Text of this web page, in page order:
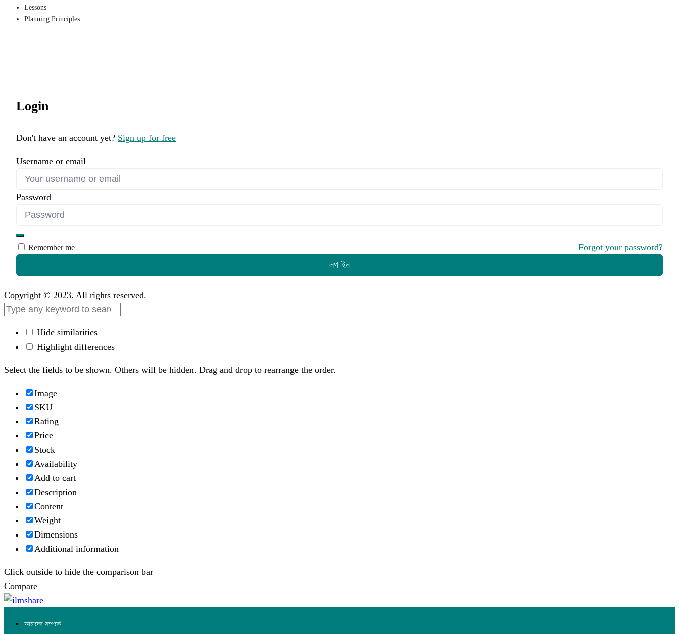
Lessons
Planning Principles
Login
Don't have an account yet? Sign up for free
Username or email
Password
Remember me
Forgot your password?
লগ ইন
Copyright © 2023. All rights reserved.
Hide similarities
Highlight differences
Select the fields to be shown. Others will be hidden. Drag and drop to rearrange the order.
Image
SKU
Rating
Price
Stock
Availability
Add to cart
Description
Content
Weight
Dimensions
Additional information
Click outside to hide the comparison bar
Compare
আমাদের সম্পর্কে